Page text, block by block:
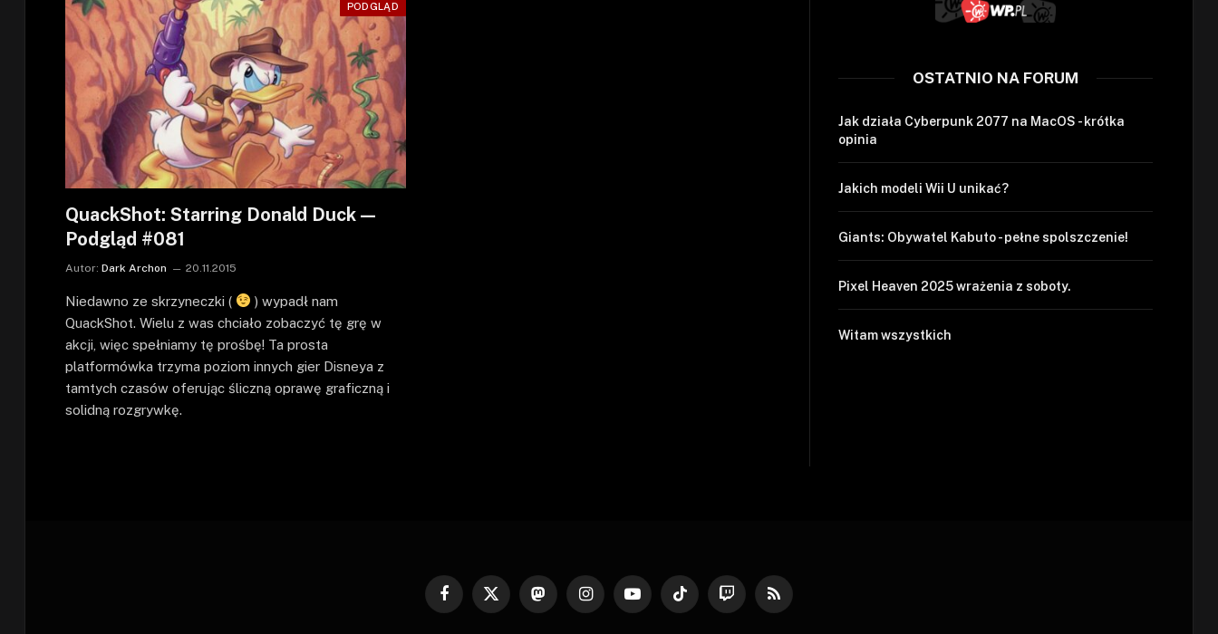
PODGLĄD
QuackShot: Starring Donald Duck —
Podgląd #081
Autor: Dark Archon 20.11.2015
Niedawno ze skrzyneczki (
) wypadł nam
QuackShot. Wielu z was chciało zobaczyć tę grę w
akcji, więc spełniamy tę prośbę! Ta prosta
platformówka trzyma poziom innych gier Disneya z
tamtych czasów oferując śliczną oprawę graficzną i
solidną rozgrywkę.
OSTATNIO NA FORUM
Jak działa Cyberpunk 2077 na MacOS - krótka
opinia
Jakich modeli Wii U unikać?
Giants: Obywatel Kabuto - pełne spolszczenie!
Pixel Heaven 2025 wrażenia z soboty.
Witam wszystkich
Facebook
X
MastodonInstagramYouTubeTikTok Twitch RSS